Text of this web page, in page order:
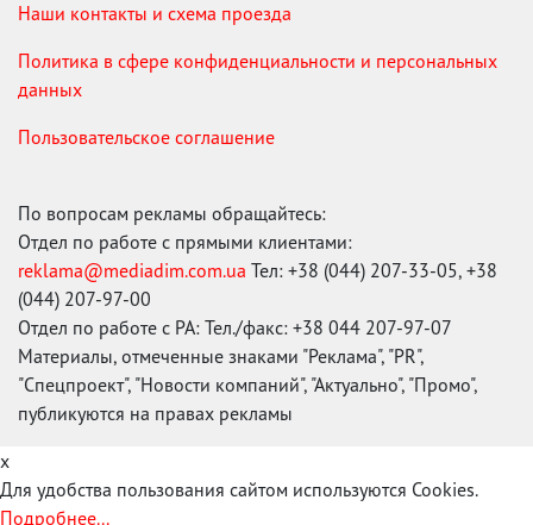
Наши контакты и схема проезда
Политика в сфере конфиденциальности и персональных
данных
Пользовательское соглашение
По вопросам рекламы обращайтесь:
Отдел по работе с прямыми клиентами:
reklama@mediadim.com.ua Тел: +38 (044) 207-33-05, +38
(044) 207-97-00
Отдел по работе с РА: Тел./факс: +38 044 207-97-07
Материалы, отмеченные знаками "Реклама", "PR",
"Спецпроект", "Новости компаний", "Актуально", "Промо",
публикуются на правах рекламы
x
Для удобства пользования сайтом используются Cookies.
Подробнее...